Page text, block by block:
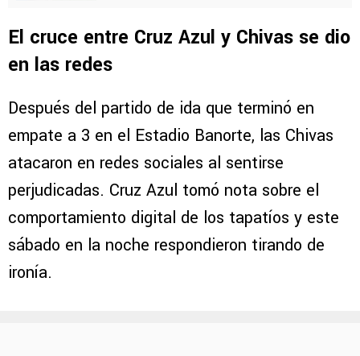
El cruce entre Cruz Azul y Chivas se dio
en las redes
Después del partido de ida que terminó en
empate a 3 en el Estadio Banorte, las Chivas
atacaron en redes sociales al sentirse
perjudicadas. Cruz Azul tomó nota sobre el
comportamiento digital de los tapatíos y este
sábado en la noche respondieron tirando de
ironía.